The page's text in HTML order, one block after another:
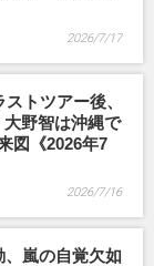
2026/7/17
トツアー後、
野智は沖縄で
図《2026年7
2026/7/16
嵐の自覚欠如